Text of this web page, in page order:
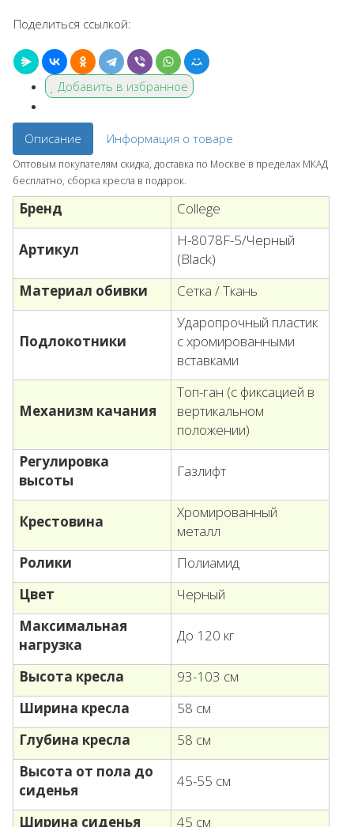
Поделиться ссылкой:
Добавить в избранное
Описание Информация о товаре
Оптовым покупателям скидка, доставка по Москве в пределах МКАД
бесплатно, сборка кресла в подарок.
Бренд College
Артикул
H-8078F-5/Черный
(Black)
Материал обивки
Сетка / Ткань
Подлокотники
Ударопрочный пластик
с хромированными
вставками
Механизм качания
Топ-ган (с фиксацией в
вертикальном
положении)
Регулировка
высоты
Газлифт
Крестовина
Хромированный
металл
Ролики
Полиамид
Цвет
Черный
Максимальная
нагрузка
До 120 кг
Высота кресла
93-103 см
Ширина кресла
58 см
Глубина кресла
58 см
Высота от пола до
сиденья
45-55 см
Ширина сиденья 45 см